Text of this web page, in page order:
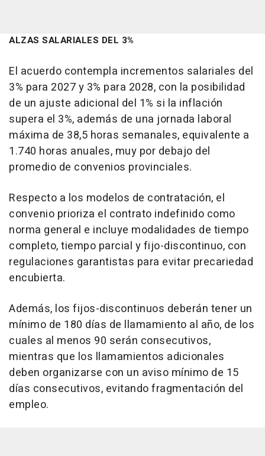
ALZAS SALARIALES DEL 3%
El acuerdo contempla incrementos salariales del
3% para 2027 y 3% para 2028, con la posibilidad
de un ajuste adicional del 1% si la inflación
supera el 3%, además de una jornada laboral
máxima de 38,5 horas semanales, equivalente a
1.740 horas anuales, muy por debajo del
promedio de convenios provinciales.
Respecto a los modelos de contratación, el
convenio prioriza el contrato indefinido como
norma general e incluye modalidades de tiempo
completo, tiempo parcial y fijo-discontinuo, con
regulaciones garantistas para evitar precariedad
encubierta.
Además, los fijos-discontinuos deberán tener un
mínimo de 180 días de llamamiento al año, de los
cuales al menos 90 serán consecutivos,
mientras que los llamamientos adicionales
deben organizarse con un aviso mínimo de 15
días consecutivos, evitando fragmentación del
empleo.